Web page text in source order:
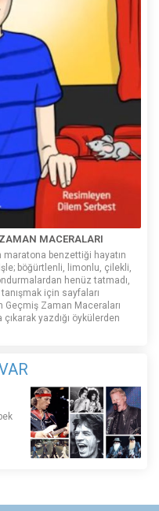
MACERALARI
benzettiği hayatın
böğürtlenli, limonlu, çilekli,
henüz tatmadı,
için sayfaları
Geçmiş Zaman Maceraları
çıkarak yazdığı öykülerden